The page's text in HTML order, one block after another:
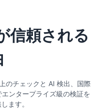
信頼される
のチェックと AI 検出、国際
ンタープライズ級の検証を
ます。